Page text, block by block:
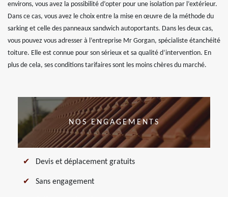
environs, vous avez la possibilité d’opter pour une isolation par l’extérieur.
Dans ce cas, vous avez le choix entre la mise en œuvre de la méthode du
sarking et celle des panneaux sandwich autoportants. Dans les deux cas,
vous pouvez vous adresser à l’entreprise Mr Gorgan, spécialiste étanchéité
toiture. Elle est connue pour son sérieux et sa qualité d’intervention. En
plus de cela, ses conditions tarifaires sont les moins chères du marché.
NOS ENGAGEMENTS
Devis et déplacement gratuits
Sans engagement